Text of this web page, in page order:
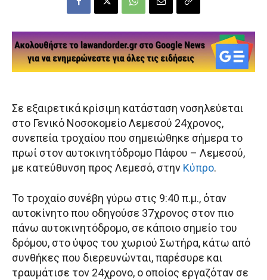
Σε εξαιρετικά κρίσιμη κατάσταση νοσηλεύεται
στο Γενικό Νοσοκομείο Λεμεσού 24χρονος,
συνεπεία τροχαίου που σημειώθηκε σήμερα το
πρωί στον αυτοκινητόδρομο Πάφου – Λεμεσού,
με κατεύθυνση προς Λεμεσό, στην Κύπρο.
Το τροχαίο συνέβη γύρω στις 9:40 π.μ., όταν
αυτοκίνητο που οδηγούσε 37χρονος στον πιο
πάνω αυτοκινητόδρομο, σε κάποιο σημείο του
δρόμου, στο ύψος του χωριού Σωτήρα, κάτω από
συνθήκες που διερευνώνται, παρέσυρε και
τραυμάτισε τον 24χρονο, ο οποίος εργαζόταν σε